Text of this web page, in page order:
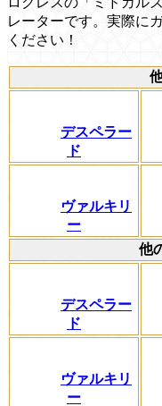
レーターです。実際に
ください！
デスペラー
ド
ヴァルキリ
ー
他
デスペラー
ド
ヴァルキリ
ー